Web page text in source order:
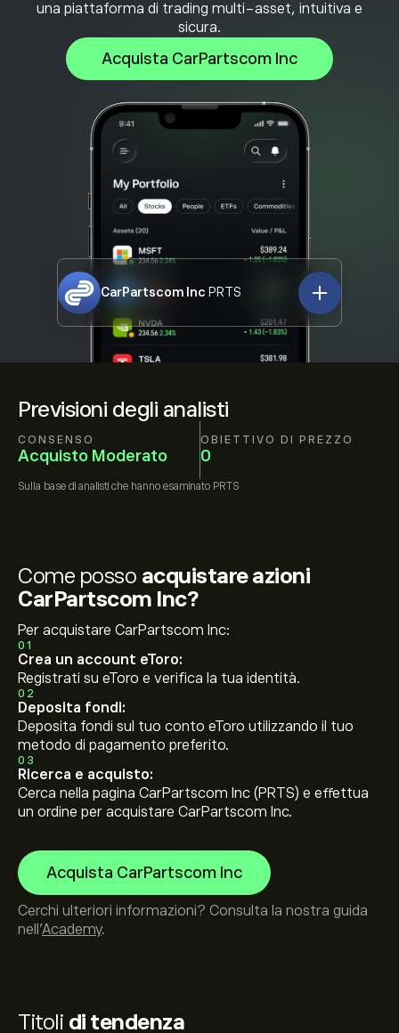
Previsioni degli analisti
CONSENSO
Acquisto Moderato
OBIETTIVO DI PREZZO
0
Sulla base di analisti che hanno esaminato PRTS
una piattaforma di trading multi-asset, intuitiva e
sicura.
Acquista CarPartscom Inc
CarPartscom Inc PRTS
Titoli di tendenza
Come posso acquistare azioni
CarPartscom Inc?
Per acquistare CarPartscom Inc:
01
Crea un account eToro:
Registrati su eToro e verifica la tua identità.
02
Deposita fondi:
Deposita fondi sul tuo conto eToro utilizzando il tuo
metodo di pagamento preferito.
03
Ricerca e acquisto:
Cerca nella pagina CarPartscom Inc (PRTS) e effettua
un ordine per acquistare CarPartscom Inc.
Acquista CarPartscom Inc
Cerchi ulteriori informazioni? Consulta la nostra guida
nell’Academy.